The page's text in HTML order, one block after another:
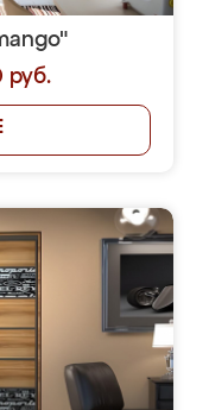
руб.